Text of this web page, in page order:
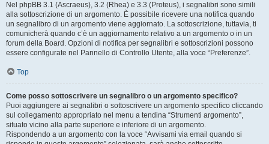
Nel phpBB 3.1 (Ascraeus), 3.2 (Rhea) e 3.3 (Proteus), i segnalibri sono simili
alla sottoscrizione di un argomento. È possibile ricevere una notifica quando
un segnalibro di un argomento viene aggiornato. La sottoscrizione, tuttavia, ti
comunicherà quando c’è un aggiornamento relativo a un argomento o in un
forum della Board. Opzioni di notifica per segnalibri e sottoscrizioni possono
essere configurate nel Pannello di Controllo Utente, alla voce “Preferenze”.
Top
Come posso sottoscrivere un segnalibro o un argomento specifico?
Puoi aggiungere ai segnalibri o sottoscrivere un argomento specifico cliccando
sul collegamento appropriato nel menu a tendina “Strumenti argomento”,
situato vicino alla parte superiore e inferiore di un argomento.
Rispondendo a un argomento con la voce “Avvisami via email quando si